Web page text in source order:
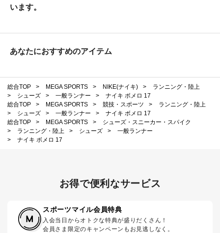
います。
あなたにおすすめのアイテム
総合TOP > MEGA SPORTS > NIKE(ナイキ) >
ランニング・陸上
>
シューズ > 一般ランナー >
ナイキ ボメロ 17
総合TOP
> MEGA SPORTS > 競技・スポーツ >
ランニング・陸上
>
シューズ > 一般ランナー >
ナイキ ボメロ 17
総合TOP
> MEGA SPORTS >
シューズ・スニーカー・スパイク
>
ランニング・陸上 > シューズ >
一般ランナー
>
ナイキ ボメロ 17
お得で便利なサービス
スポーツマイル会員特典
入会当日からオトクな特典が盛りだくさん！
会員さま限定のキャンペーンもお見逃しなく。